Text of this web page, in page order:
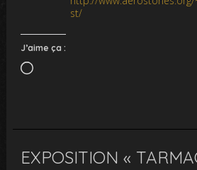
st/
J’aime ça :
Chargement…
EXPOSITION «